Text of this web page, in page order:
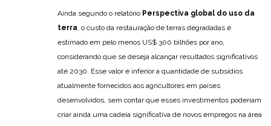
Ainda segundo o relatório Perspectiva global do uso da
terra, o custo da restauração de terras degradadas é
estimado em pelo menos US$ 300 bilhões por ano,
considerando que se deseja alcançar resultados significativos
até 2030. Esse valor é inferior a quantidade de subsídios
atualmente fornecidos aos agricultores em países
desenvolvidos, sem contar que esses investimentos poderiam
criar ainda uma cadeia significativa de novos empregos na área